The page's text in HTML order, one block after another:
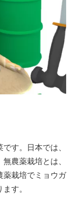
す。日本では、
農薬栽培とは、
薬栽培でミョウガ
す。